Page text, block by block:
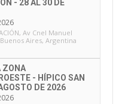
- 28 AL 30 DE
, Av Cnel Manuel
Aires, Argentina
ZONA
- HÍPICO SAN
DE 2026